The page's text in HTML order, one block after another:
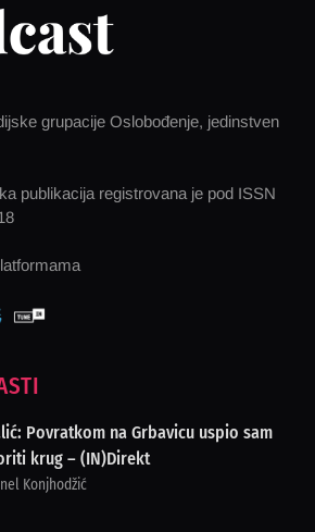
grupacije Oslobođenje, jedinstven
publikacija registrovana je pod ISSN
Povratkom na Grbavicu uspio sam
krug – (IN)Direkt
Konjhodžić